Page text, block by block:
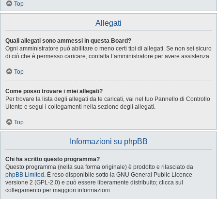
Top
Allegati
Quali allegati sono ammessi in questa Board?
Ogni amministratore può abilitare o meno certi tipi di allegati. Se non sei sicuro
di ciò che è permesso caricare, contatta l’amministratore per avere assistenza.
Top
Come posso trovare i miei allegati?
Per trovare la lista degli allegati da te caricati, vai nel tuo Pannello di Controllo
Utente e segui i collegamenti nella sezione degli allegati.
Top
Informazioni su phpBB
Chi ha scritto questo programma?
Questo programma (nella sua forma originale) è prodotto e rilasciato da
phpBB Limited . È reso disponibile sotto la GNU General Public Licence
versione 2 (GPL-2.0) e può essere liberamente distribuito; clicca sul
collegamento per maggiori informazioni.